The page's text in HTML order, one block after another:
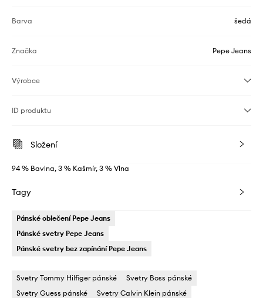
Barva šedá
Značka Pepe Jeans
Výrobce
ID produktu
Složení
94 % Bavlna, 3 % Kašmír, 3 % Vlna
Tagy
Pánské oblečení Pepe Jeans
Pánské svetry Pepe Jeans
Pánské svetry bez zapínání Pepe Jeans
Svetry Tommy Hilfiger pánské
Svetry Boss pánské
Svetry Guess pánské
Svetry Calvin Klein pánské